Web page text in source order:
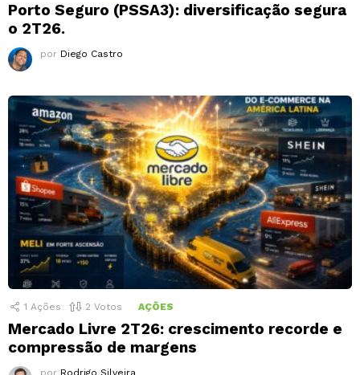
Porto Seguro (PSSA3): diversificação segura
o 2T26.
por Diego Castro
1 Ações 2 Votos AÇÕES
Mercado Livre 2T26: crescimento recorde e
compressão de margens